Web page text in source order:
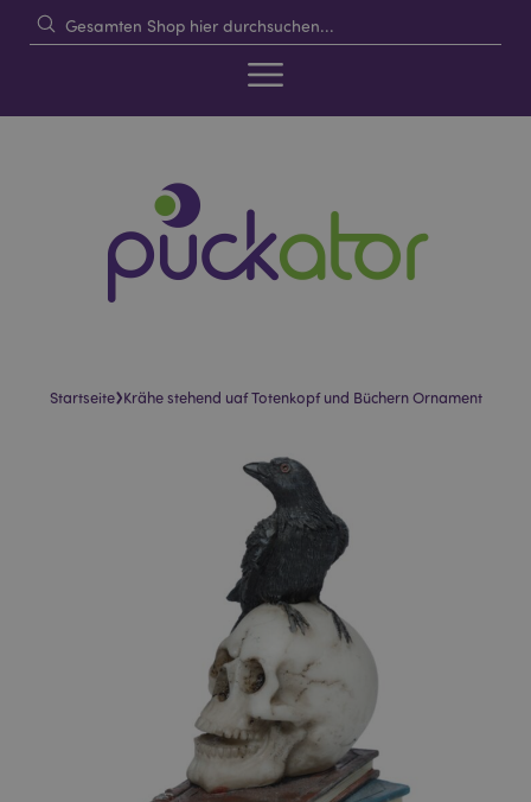
Startseite›Krähe stehend uaf Totenkopf und Büchern Ornament